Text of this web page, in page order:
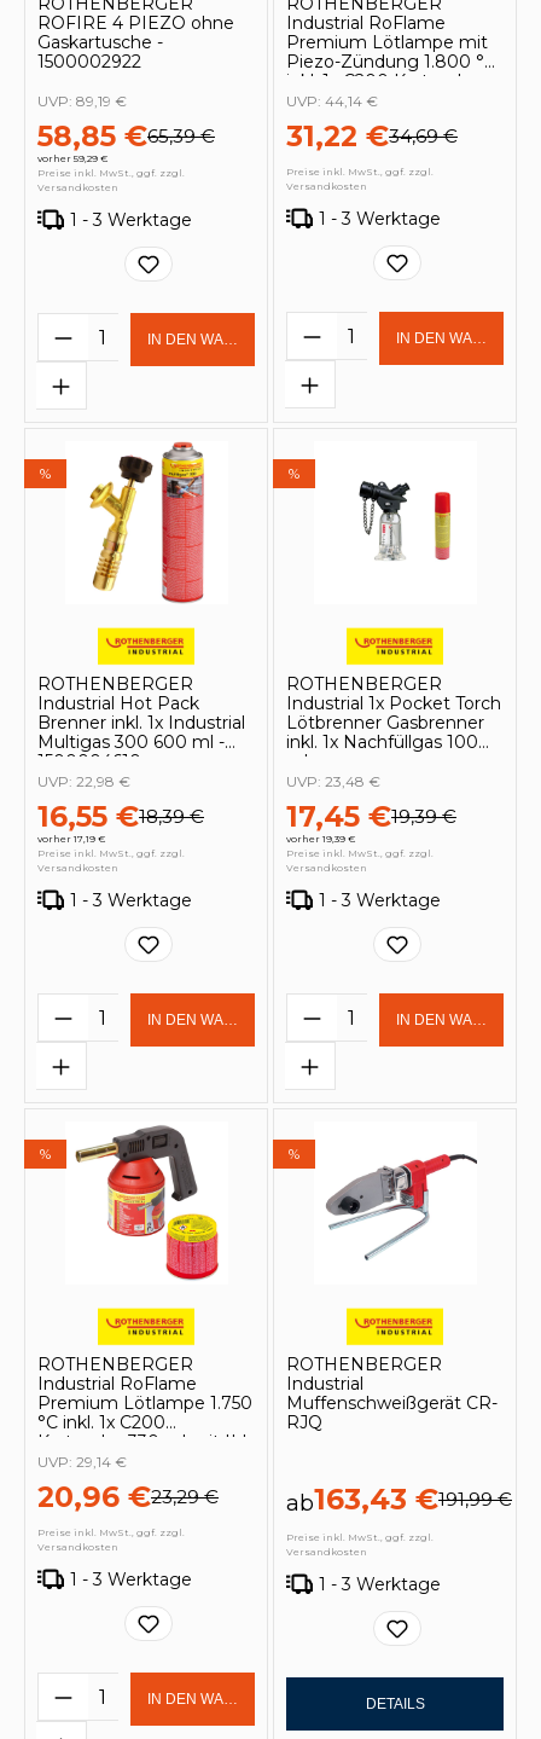
ROFIRE 4 PIEZO ohne
Gaskartusche -
1500002922
58,85 €65,39 €
vorher 59,29 €
UVP: 89,19 €
Preise inkl. MwSt., ggf. zzgl.
Versandkosten
1 - 3 Werktage
Produkt Anzahl: Gib den
IN DEN WARENKORB
Industrial RoFlame
Premium Lötlampe mit
Piezo-Zündung 1.800 °C
inkl. 1x C200 Kartusche
330 ml mit ILL System -
31,22 €34,69 €
UVP: 44,14 €
Preise inkl. MwSt., ggf. zzgl.
Versandkosten
1 - 3 Werktage
Produkt Anzahl:
IN DEN
%
ROTHENBERGER
Industrial Hot Pack
Brenner inkl. 1x Industrial
Multigas 300 600 ml -
1500004610
16,55 €18,39 €
vorher 17,19 €
UVP: 22,98 €
Preise inkl. MwSt., ggf. zzgl.
Versandkosten
1 - 3 Werktage
Produkt Anzahl: Gib den
IN DEN WARENKORB
%
ROTHENBERGER
Industrial 1x Pocket Torch
Lötbrenner Gasbrenner
inkl. 1x Nachfüllgas 100
ml
17,45 €19,39 €
vorher 19,39 €
UVP: 23,48 €
Preise inkl. MwSt., ggf. zzgl.
Versandkosten
1 - 3 Werktage
Produkt Anzahl:
IN DEN
%
ROTHENBERGER
Industrial RoFlame
Premium Lötlampe 1.750
°C inkl. 1x C200
Kartusche 330 ml mit ILL
System - 1500004629
20,96 €23,29 €
UVP: 29,14 €
Preise inkl. MwSt., ggf. zzgl.
Versandkosten
1 - 3 Werktage
Produkt Anzahl: Gib den
IN DEN WARENKORB
%
ROTHENBERGER
Industrial
Muffenschweißgerät CR-
RJQ
ab163,43 €191,99 €
Preise inkl. MwSt., ggf. zzgl.
Versandkosten
1 - 3 Werktage
DETAILS